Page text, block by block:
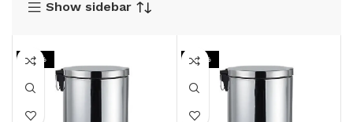
Show sidebar
-53% -53%